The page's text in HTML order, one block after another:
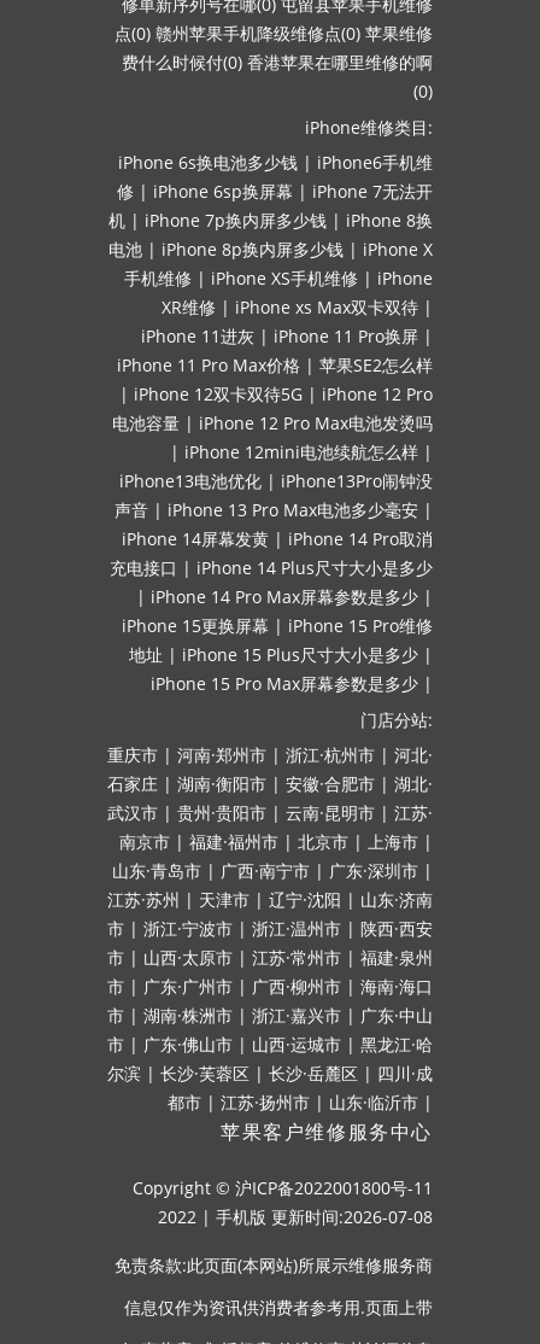
点(0) 赣州苹果手机降级维修点(0) 苹果维修
费什么时候付(0) 香港苹果在哪里维修的啊
(0)
iPhone维修类目:
iPhone 6s换电池多少钱 | iPhone6手机维
修 | iPhone 6sp换屏幕 | iPhone 7无法开
机 | iPhone 7p换内屏多少钱 | iPhone 8换
电池 | iPhone 8p换内屏多少钱 | iPhone X
手机维修 | iPhone XS手机维修 | iPhone
XR维修 | iPhone xs Max双卡双待 |
iPhone 11进灰 | iPhone 11 Pro换屏 |
iPhone 11 Pro Max价格 | 苹果SE2怎么样
| iPhone 12双卡双待5G | iPhone 12 Pro
电池容量 | iPhone 12 Pro Max电池发烫吗
| iPhone 12mini电池续航怎么样 |
iPhone13电池优化 | iPhone13Pro闹钟没
声音 | iPhone 13 Pro Max电池多少毫安 |
iPhone 14屏幕发黄 | iPhone 14 Pro取消
充电接口 | iPhone 14 Plus尺寸大小是多少
| iPhone 14 Pro Max屏幕参数是多少 |
iPhone 15更换屏幕 | iPhone 15 Pro维修
地址 | iPhone 15 Plus尺寸大小是多少 |
iPhone 15 Pro Max屏幕参数是多少 |
门店分站:
重庆市 | 河南·郑州市 | 浙江·杭州市 | 河北·
石家庄 | 湖南·衡阳市 | 安徽·合肥市 | 湖北·
武汉市 | 贵州·贵阳市 | 云南·昆明市 | 江苏·
南京市 | 福建·福州市 | 北京市 | 上海市 |
山东·青岛市 | 广西·南宁市 | 广东·深圳市 |
江苏·苏州 | 天津市 | 辽宁·沈阳 | 山东·济南
市 | 浙江·宁波市 | 浙江·温州市 | 陕西·西安
市 | 山西·太原市 | 江苏·常州市 | 福建·泉州
市 | 广东·广州市 | 广西·柳州市 | 海南·海口
市 | 湖南·株洲市 | 浙江·嘉兴市 | 广东·中山
市 | 广东·佛山市 | 山西·运城市 | 黑龙江·哈
尔滨 | 长沙·芙蓉区 | 长沙·岳麓区 | 四川·成
都市 | 江苏·扬州市 | 山东·临沂市 |
苹果客户维修服务中心
Copyright © 沪ICP备2022001800号-11
2022 | 手机版 更新时间:2026-07-08
免责条款:此页面(本网站)所展示维修服务商
信息仅作为资讯供消费者参考用.页面上带